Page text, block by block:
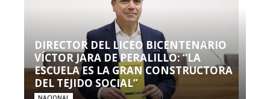
DIRECTOR DEL LICEO BICENTENARIO
VÍCTOR JARA DE PERALILLO: “LA
ESCUELA ES LA GRAN CONSTRUCTORA
DEL TEJIDO SOCIAL”